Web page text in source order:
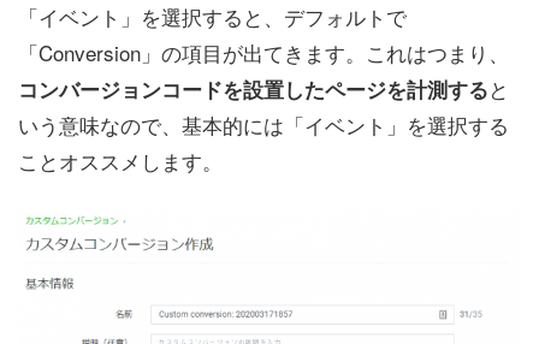
「イベント」を選択すると、デフォルトで
「Conversion」の項目が出てきます。これはつまり、
コンバージョンコードを設置したページを計測すると
いう意味なので、基本的には「イベント」を選択する
ことオススメします。